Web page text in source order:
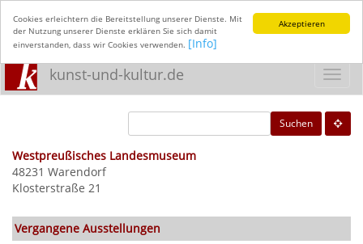
Akzeptieren
Cookies erleichtern die Bereitstellung unserer Dienste. Mit
der Nutzung unserer Dienste erklären Sie sich damit
einverstanden, dass wir Cookies verwenden. [Info]
kunst-und-kultur.de
Suchen
Westpreußisches Landesmuseum
48231 Warendorf
Klosterstraße 21
Vergangene Ausstellungen